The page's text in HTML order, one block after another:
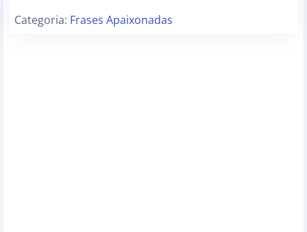
Categoria: Frases Apaixonadas